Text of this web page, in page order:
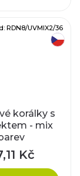
korálky s
- mix
Kč
RDN8/UVMIX2/36